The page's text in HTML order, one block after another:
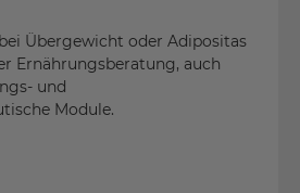
Übergewicht oder Adipositas
Ernährungsberatung, auch
und
Module.